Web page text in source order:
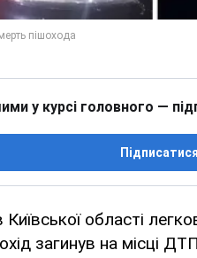
у курсі головного —
Підписатися
області
загинув на місці